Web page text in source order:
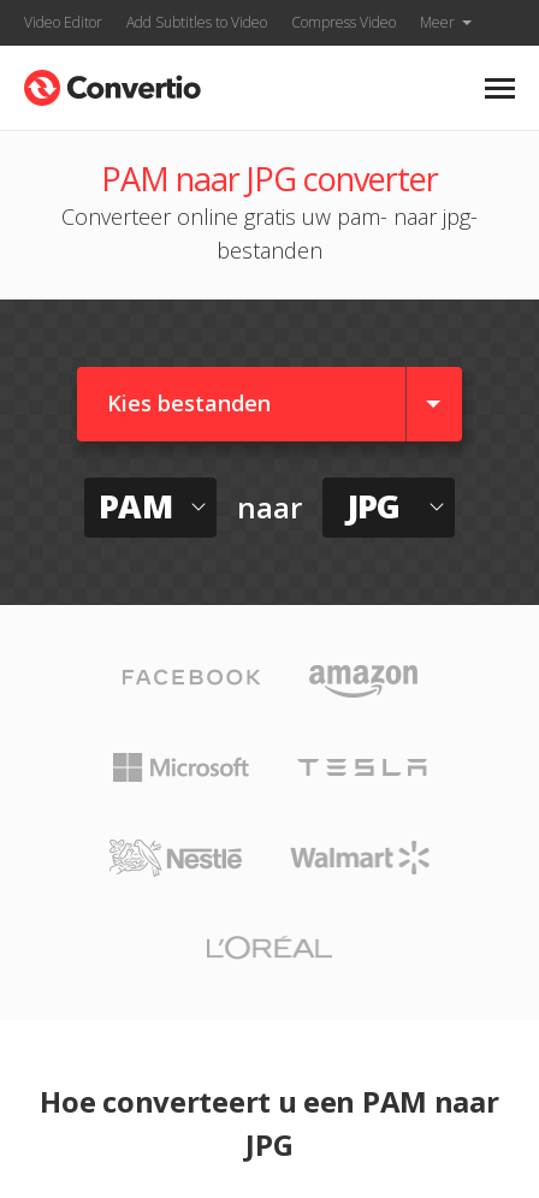
Video Editor Add Subtitles to Video Compress Video Meer
PAM naar JPG converter
Converteer online gratis uw pam- naar jpg-
bestanden
Kies bestanden
PAM naar JPG
Hoe converteert u een PAM naar
JPG